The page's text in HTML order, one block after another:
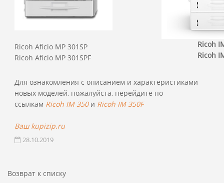
Ricoh Aficio MP 301SP
Ricoh Aficio MP 301SPF
Ricoh
Ricoh
Для ознакомления с описанием и характеристиками
новых моделей, пожалуйста, перейдите по
ссылкам Ricoh IM 350и Ricoh IM 350F
Ваш kupizip.ru
28.10.2019
Возврат к списку